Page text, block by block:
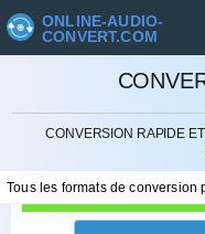
ONLINE-AUDIO-
CONVERT.COM
CONVERSION RAPIDE
Tous les formats de conversion